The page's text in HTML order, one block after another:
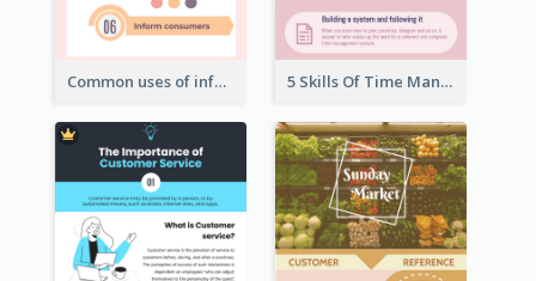
Common uses of infographic 5 Skills Of Time Management